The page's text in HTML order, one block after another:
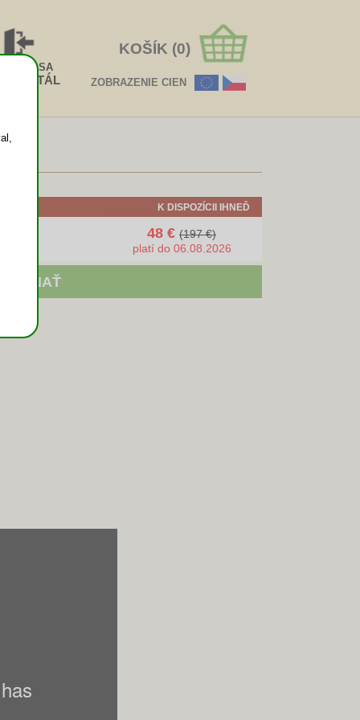
KOŠÍK (0)
ZOBRAZENIE CIEN
SA
K DISPOZÍCII IHNEĎ
48 € (197 €)
platí do 06.08.2026